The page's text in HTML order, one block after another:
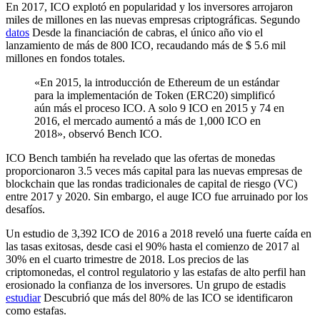
En 2017, ICO explotó en popularidad y los inversores arrojaron
miles de millones en las nuevas empresas criptográficas. Segundo
datos Desde la financiación de cabras, el único año vio el
lanzamiento de más de 800 ICO, recaudando más de $ 5.6 mil
millones en fondos totales.
«En 2015, la introducción de Ethereum de un estándar
para la implementación de Token (ERC20) simplificó
aún más el proceso ICO. A solo 9 ICO en 2015 y 74 en
2016, el mercado aumentó a más de 1,000 ICO en
2018», observó Bench ICO.
ICO Bench también ha revelado que las ofertas de monedas
proporcionaron 3.5 veces más capital para las nuevas empresas de
blockchain que las rondas tradicionales de capital de riesgo (VC)
entre 2017 y 2020. Sin embargo, el auge ICO fue arruinado por los
desafíos.
Un estudio de 3,392 ICO de 2016 a 2018 reveló una fuerte caída en
las tasas exitosas, desde casi el 90% hasta el comienzo de 2017 al
30% en el cuarto trimestre de 2018. Los precios de las
criptomonedas, el control regulatorio y las estafas de alto perfil han
erosionado la confianza de los inversores. Un grupo de estadis
estudiarDescubrió que más del 80% de las ICO se identificaron
como estafas.